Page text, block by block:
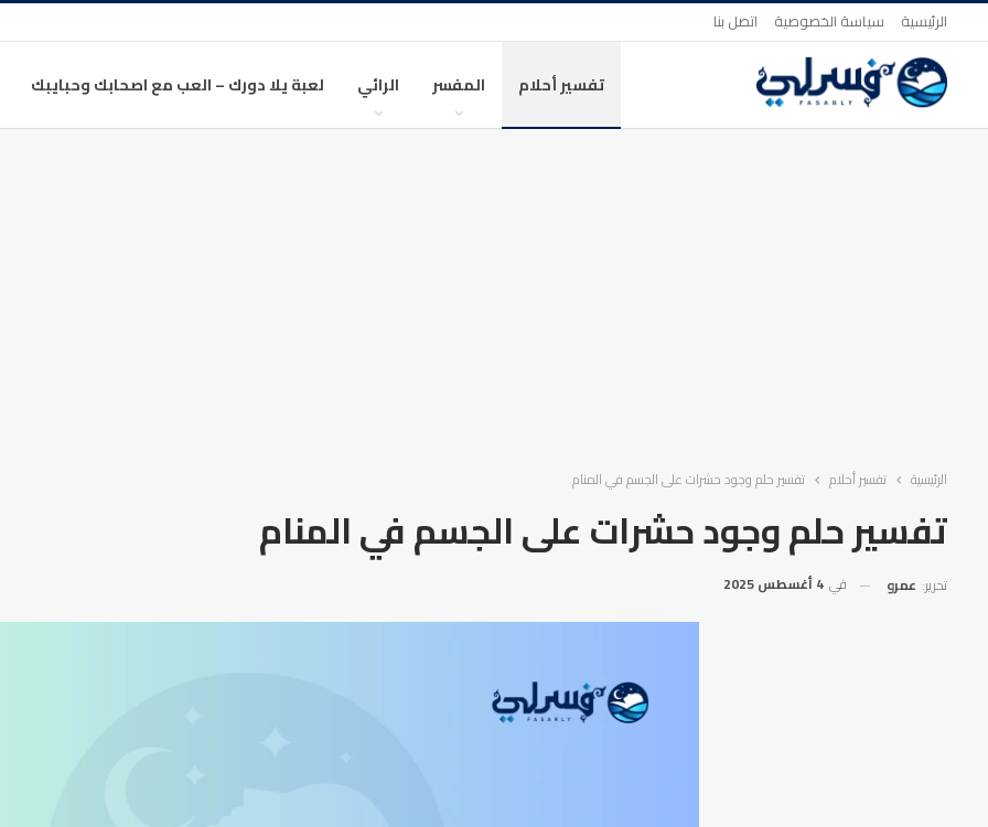
الرئيسية سياسة الخصوصية اتصل بنا
تفسير أحلام المفسر الرائي لعبة يلا دورك – العب مع اصحابك وحبايبك
الرئيسية تفسير أحلام تفسير حلم وجود حشرات على الجسم في المنام
تفسير حلم وجود حشرات على الجسم في المنام
تحرير: عمرو في 4 أغسطس 2025